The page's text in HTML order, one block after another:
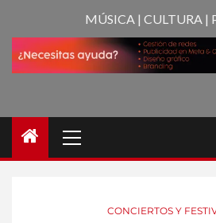
MÚSICA | CULTURA |
CONCIERTOS Y